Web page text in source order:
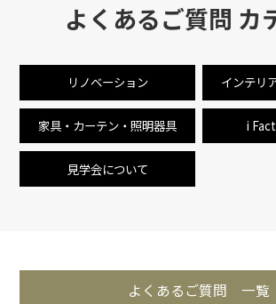
よくあるご質問 カ
リノベーション インテリ
家具・カーテン・照明器具 i
見学会について
よくあるご質問 一覧